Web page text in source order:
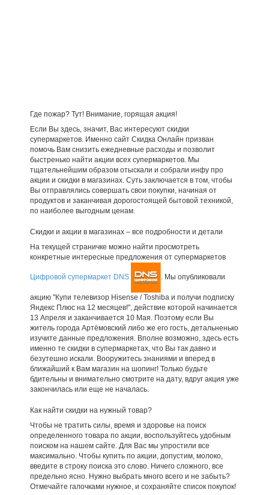
Где пожар? Тут! Внимание, горящая акция!
Если Вы здесь, значит, Вас интересуют скидки
супермаркетов. Именно сайт Скидка Онлайн призван
помочь Вам снизить ежедневные расходы и позволит
быстренько найти акции всех супермаркетов. Мы
тщательнейшим образом отыскали и собрали инфу про
акции и скидки в магазинах. Суть заключается в том, чтобы
Вы отправлялись совершать свои покупки, начиная от
продуктов и заканчивая дорогостоящей бытовой техникой,
по наиболее выгодным ценам.
Скидки и акции в магазинах – все подробности и детали
На текущей страничке можно найти просмотреть
конкретные интересные предложения от супермаркетов
Цифровой супермаркет DNS . Мы опубликовали
акцию "Купи телевизор Hisense / Toshiba и получи подписку
Яндекс Плюс на 12 месяцев!", действие которой начинается
13 Апреля и заканчивается 10 Мая. Поэтому если Вы
житель города Артёмовский либо же его гость, детальненько
изучите данные предложения. Вполне возможно, здесь есть
именно те скидки в супермаркетах, что Вы так давно и
безутешно искали. Вооружитесь знаниями и вперед в
ближайший к Вам магазин на шопинг! Только будьте
бдительны и внимательно смотрите на дату, вдруг акция уже
закончилась или еще не началась.
Как найти скидки на нужный товар?
Чтобы не тратить силы, время и здоровье на поиск
определенного товара по акции, воспользуйтесь удобным
поиском на нашем сайте. Для Вас мы упростили все
максимально. Чтобы купить по акции, допустим, молоко,
введите в строку поиска это слово. Ничего сложного, все
предельно ясно. Нужно выбрать много всего и не забыть?
Отмечайте галочками нужное, и сохраняйте список покупок!